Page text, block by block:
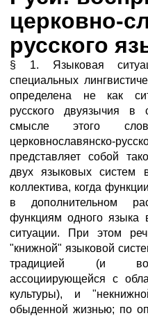
церковно-
русского
§ 1. Языковая
специальных
определена не как
русского двуязычия в
смысле этого
церковнославянско-
представляет собой
двух языковых систем
коллектива, когда
в дополнительном
функциям одного языка
ситуации. При этом
"книжной" языковой
традицией (и
ассоциирующейся с
культуры), и
обыденной жизнью; по